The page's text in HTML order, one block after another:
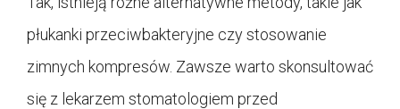
płukanki przeciwbakteryjne czy stosowanie
zimnych kompresów. Zawsze warto skonsultować
się z lekarzem stomatologiem przed